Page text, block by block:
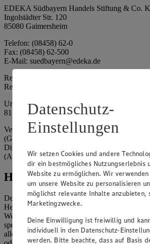
EDEKA Südbayern Handels Stiftung & Co.
Ingolstädter Str. 120
85080 Gaimersheim
Telefon: (08458) 62-0
Fax: (08458) 62-500
E-Mail: suedbayern@edeka.de
Registergericht: Amtsgericht Ingolstadt
Registernummer: HRA 3325
Umsatzsteuer-Identifikationsnummer gem. §
815764015
Vertretungsberechtigte: EDEKA Südbayern
(Gesellschafter), Claus Hollinger
Dirk Eßmann (Vorstandsmitglied), Leo
(Aufsichtsratsvorsitzender)
Hinweise
Der Inhalt dieser Website ist urheberrechtlich
Herausgeber gewährt Ihnen jedoch das Recht,
Website bereitgestellten Text ganz oder
speichern und zu vervielfältigen. Aus
allerdings die Speicherung und
Datenschutz-
Einstellungen
Wir setzen Cookies und andere
dir ein bestmögliches Nutzungserlebnis
Website zu ermöglichen. Wir
um unsere Website zu personalisieren
möglichst relevante Inhalte anzubieten,
Marketingzwecke.
Deine Einwilligung ist freiwillig und
individuell in den Datenschutz-
werden. Bitte beachte, dass auf Basis